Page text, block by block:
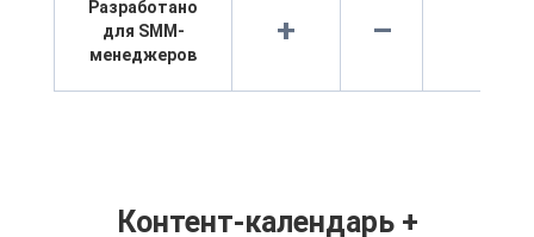
Разработано
для SMM-
менеджеров
+ –
Контент-календарь +